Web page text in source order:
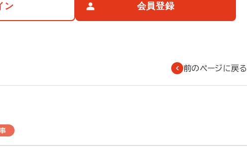
ン 会員登録
前のページに戻る